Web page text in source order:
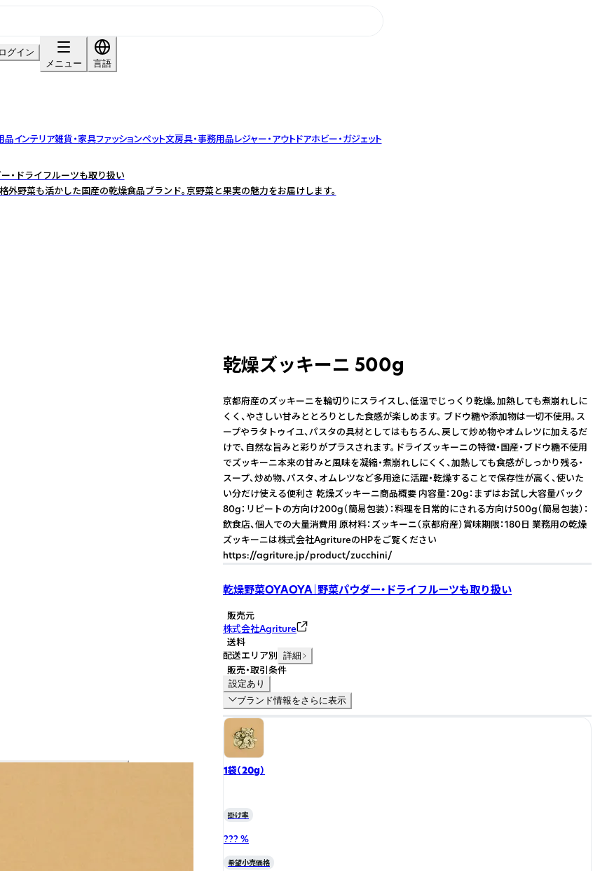
ログイン
メニュー
言語
品インテリア雑貨・家具ファッションペット文房具・事務用品レジャー・アウトドアホビー・ガジェット
・ドライフルーツも取り扱い
外野菜も活かした国産の乾燥食品ブランド。京野菜と果実の魅力をお届けします。
乾燥ズッキーニ 500g
京都府産のズッキーニを輪切りにスライスし、低温でじっくり乾燥。加熱しても煮崩れしに
くく、やさしい甘みととろりとした食感が楽しめます。 ブドウ糖や添加物は一切不使用。ス
ープやラタトゥイユ、パスタの具材としてはもちろん、戻して炒め物やオムレツに加えるだ
けで、自然な旨みと彩りがプラスされます。ドライズッキーニの特徴・国産・ブドウ糖不使用
でズッキーニ本来の甘みと風味を凝縮・煮崩れしにくく、加熱しても食感がしっかり残る・
スープ、炒め物、パスタ、オムレツなど多用途に活躍・乾燥することで保存性が高く、使いた
い分だけ使える便利さ 乾燥ズッキーニ商品概要 内容量：20g：まずはお試し大容量パック
80g：リピートの方向け200g（簡易包装）：料理を日常的にされる方向け500g（簡易包装）：
飲食店、個人での大量消費用 原材料：ズッキーニ（京都府産）賞味期限：180日 業務用の乾燥
ズッキーニは株式会社AgritureのHPをご覧ください
https://agriture.jp/product/zucchini/
乾燥野菜OYAOYA｜野菜パウダー・ドライフルーツも取り扱い
販売元
株式会社Agriture
送料
配送エリア別 詳細
販売・取引条件
設定あり
ブランド情報をさらに表示
1袋（20g）
掛け率
??? %
希望小売価格